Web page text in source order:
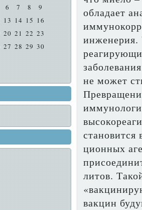
6 7 8
9
13 14 15 16
20 21 22 23
27 28 29 30
обладает
инженерия.
не может
ционных
литов.
вакцин